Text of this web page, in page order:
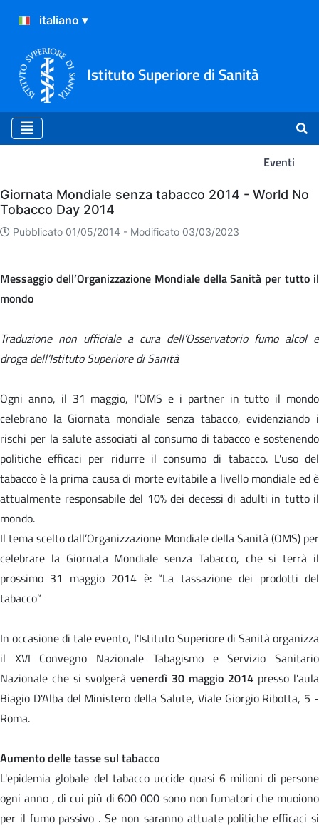
Istituto Superiore di Sanità
Eventi
Eventi
Giornata Mondiale senza tabacco 2014 - World No
Tobacco Day 2014
Pubblicato 01/05/2014 - Modificato 03/03/2023
Messaggio dell’Organizzazione Mondiale della Sanità per tutto il
mondo
Traduzione non ufficiale a cura dell’Osservatorio fumo alcol e
droga dell’Istituto Superiore di Sanità
Ogni anno, il 31 maggio, l'OMS e i partner in tutto il mondo
celebrano la Giornata mondiale senza tabacco, evidenziando i
rischi per la salute associati al consumo di tabacco e sostenendo
politiche efficaci per ridurre il consumo di tabacco. L'uso del
tabacco è la prima causa di morte evitabile a livello mondiale ed è
attualmente responsabile del 10% dei decessi di adulti in tutto il
mondo.
Il tema scelto dall’Organizzazione Mondiale della Sanità (OMS) per
celebrare la Giornata Mondiale senza Tabacco, che si terrà il
prossimo 31 maggio 2014 è: “La tassazione dei prodotti del
tabacco”
In occasione di tale evento, l'Istituto Superiore di Sanità organizza
il XVI Convegno Nazionale Tabagismo e Servizio Sanitario
Nazionale che si svolgerà venerdì 30 maggio 2014 presso l'aula
Biagio D'Alba del Ministero della Salute, Viale Giorgio Ribotta, 5 -
Roma.
Aumento delle tasse sul tabacco
L'epidemia globale del tabacco uccide quasi 6 milioni di persone
ogni anno , di cui più di 600 000 sono non fumatori che muoiono
per il fumo passivo . Se non saranno attuate politiche efficaci si